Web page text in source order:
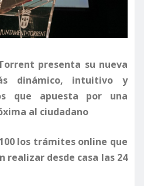
presenta su nueva
dinámico, intuitivo y
que apuesta por una
al ciudadano
los trámites online que
realizar desde casa las 24